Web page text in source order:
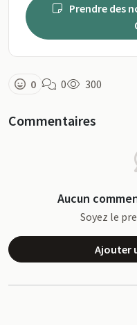
0 0 300
Commentaires
Aucun
Soyez le
Ajouter